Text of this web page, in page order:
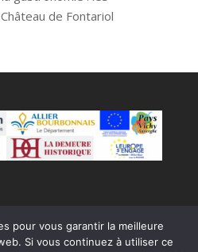
de Fontariol
pour vous garantir la meilleure
Si vous continuez à utiliser ce